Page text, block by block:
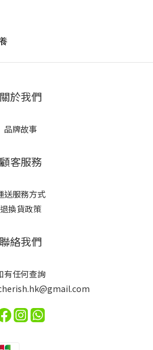
關於我們
品牌故事
顧客服務
送服務方式
退換貨政策
聯絡我們
有任何查詢